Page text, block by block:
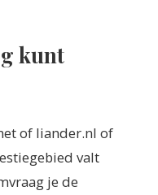
kunt
of liander.nl of
valt
je de